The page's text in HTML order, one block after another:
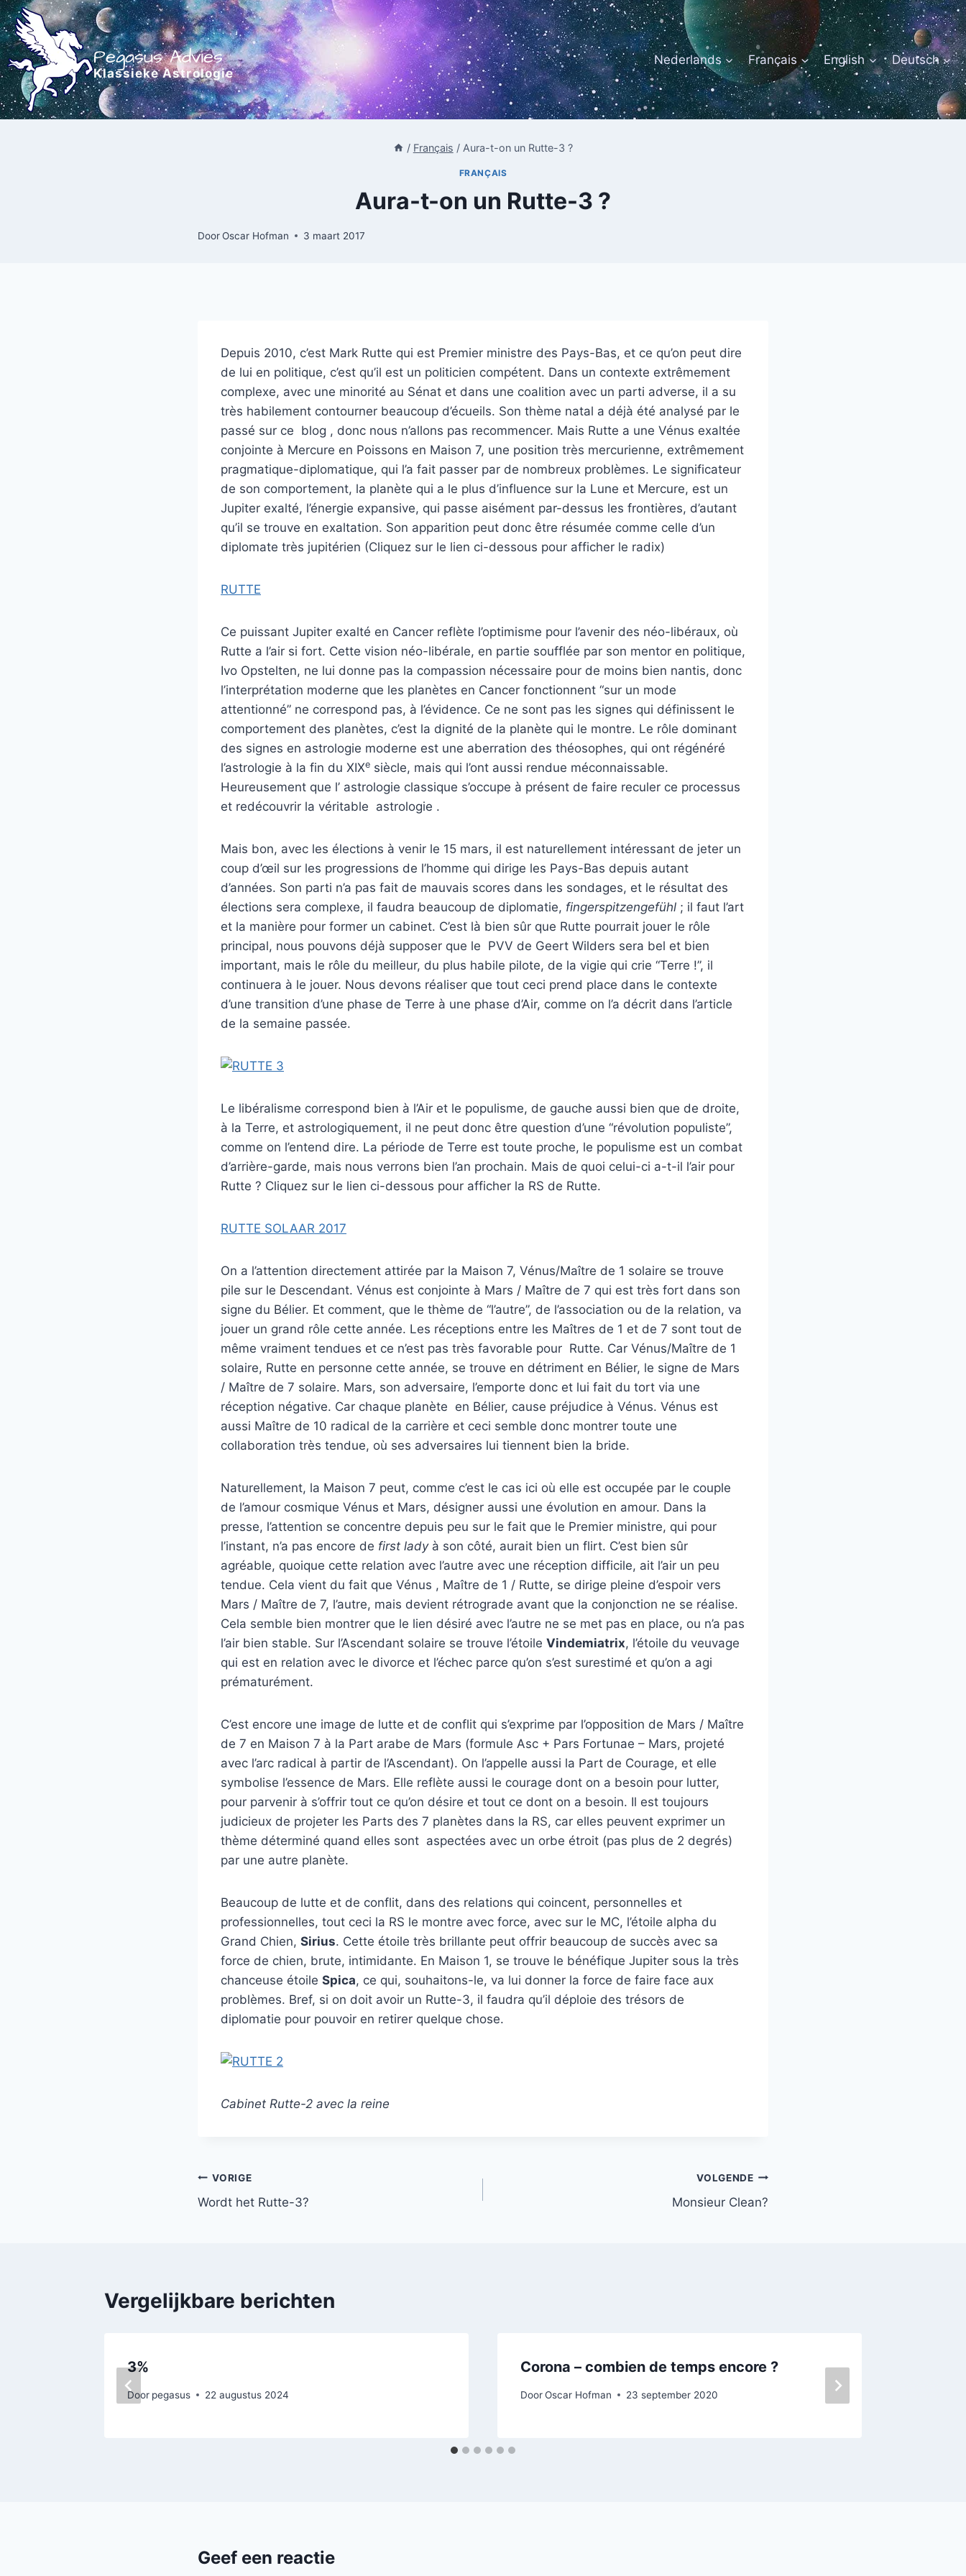
Doorgaan
naar
inhoud
Pegasus Advies
Klassieke Astrologie
Nederlands Français English Deutsch
/ Français / Aura-t-on un Rutte-3 ?
FRANÇAIS
Aura-t-on un Rutte-3 ?
DoorOscar Hofman 3 maart 2017
Depuis 2010, c’est Mark Rutte qui est Premier ministre des Pays-Bas, et ce qu’on peut dire
de lui en politique, c’est qu’il est un politicien compétent. Dans un contexte extrêmement
complexe, avec une minorité au Sénat et dans une coalition avec un parti adverse, il a su
très habilement contourner beaucoup d’écueils. Son thème natal a déjà été analysé par le
passé sur ce blog , donc nous n’allons pas recommencer. Mais Rutte a une Vénus exaltée
conjointe à Mercure en Poissons en Maison 7, une position très mercurienne, extrêmement
pragmatique-diplomatique, qui l’a fait passer par de nombreux problèmes. Le significateur
de son comportement, la planète qui a le plus d’influence sur la Lune et Mercure, est un
Jupiter exalté, l’énergie expansive, qui passe aisément par-dessus les frontières, d’autant
qu’il se trouve en exaltation. Son apparition peut donc être résumée comme celle d’un
diplomate très jupitérien (Cliquez sur le lien ci-dessous pour afficher le radix)
RUTTE
Ce puissant Jupiter exalté en Cancer reflète l’optimisme pour l’avenir des néo-libéraux, où
Rutte a l’air si fort. Cette vision néo-libérale, en partie soufflée par son mentor en politique,
Ivo Opstelten, ne lui donne pas la compassion nécessaire pour de moins bien nantis, donc
l’interprétation moderne que les planètes en Cancer fonctionnent “sur un mode
attentionné” ne correspond pas, à l’évidence. Ce ne sont pas les signes qui définissent le
comportement des planètes, c’est la dignité de la planète qui le montre. Le rôle dominant
des signes en astrologie moderne est une aberration des théosophes, qui ont régénéré
l’astrologie à la fin du XIXe siècle, mais qui l’ont aussi rendue méconnaissable.
Heureusement que l’ astrologie classique s’occupe à présent de faire reculer ce processus
et redécouvrir la véritable astrologie .
Mais bon, avec les élections à venir le 15 mars, il est naturellement intéressant de jeter un
coup d’œil sur les progressions de l’homme qui dirige les Pays-Bas depuis autant
d’années. Son parti n’a pas fait de mauvais scores dans les sondages, et le résultat des
élections sera complexe, il faudra beaucoup de diplomatie, fingerspitzengefühl ; il faut l’art
et la manière pour former un cabinet. C’est là bien sûr que Rutte pourrait jouer le rôle
principal, nous pouvons déjà supposer que le PVV de Geert Wilders sera bel et bien
important, mais le rôle du meilleur, du plus habile pilote, de la vigie qui crie “Terre !”, il
continuera à le jouer. Nous devons réaliser que tout ceci prend place dans le contexte
d’une transition d’une phase de Terre à une phase d’Air, comme on l’a décrit dans l’article
de la semaine passée.
Le libéralisme correspond bien à l’Air et le populisme, de gauche aussi bien que de droite,
à la Terre, et astrologiquement, il ne peut donc être question d’une “révolution populiste”,
comme on l’entend dire. La période de Terre est toute proche, le populisme est un combat
d’arrière-garde, mais nous verrons bien l’an prochain. Mais de quoi celui-ci a-t-il l’air pour
Rutte ? Cliquez sur le lien ci-dessous pour afficher la RS de Rutte.
RUTTE SOLAAR 2017
On a l’attention directement attirée par la Maison 7, Vénus/Maître de 1 solaire se trouve
pile sur le Descendant. Vénus est conjointe à Mars / Maître de 7 qui est très fort dans son
signe du Bélier. Et comment, que le thème de “l’autre”, de l’association ou de la relation, va
jouer un grand rôle cette année. Les réceptions entre les Maîtres de 1 et de 7 sont tout de
même vraiment tendues et ce n’est pas très favorable pour Rutte. Car Vénus/Maître de 1
solaire, Rutte en personne cette année, se trouve en détriment en Bélier, le signe de Mars
/ Maître de 7 solaire. Mars, son adversaire, l’emporte donc et lui fait du tort via une
réception négative. Car chaque planète en Bélier, cause préjudice à Vénus. Vénus est
aussi Maître de 10 radical de la carrière et ceci semble donc montrer toute une
collaboration très tendue, où ses adversaires lui tiennent bien la bride.
Naturellement, la Maison 7 peut, comme c’est le cas ici où elle est occupée par le couple
de l’amour cosmique Vénus et Mars, désigner aussi une évolution en amour. Dans la
presse, l’attention se concentre depuis peu sur le fait que le Premier ministre, qui pour
l’instant, n’a pas encore de first ladyà son côté, aurait bien un flirt. C’est bien sûr
agréable, quoique cette relation avec l’autre avec une réception difficile, ait l’air un peu
tendue. Cela vient du fait que Vénus , Maître de 1 / Rutte, se dirige pleine d’espoir vers
Mars / Maître de 7, l’autre, mais devient rétrograde avant que la conjonction ne se réalise.
Cela semble bien montrer que le lien désiré avec l’autre ne se met pas en place, ou n’a pas
l’air bien stable. Sur l’Ascendant solaire se trouve l’étoile Vindemiatrix, l’étoile du veuvage
qui est en relation avec le divorce et l’échec parce qu’on s’est surestimé et qu’on a agi
prématurément.
C’est encore une image de lutte et de conflit qui s’exprime par l’opposition de Mars / Maître
de 7 en Maison 7 à la Part arabe de Mars (formule Asc + Pars Fortunae – Mars, projeté
avec l’arc radical à partir de l’Ascendant). On l’appelle aussi la Part de Courage, et elle
symbolise l’essence de Mars. Elle reflète aussi le courage dont on a besoin pour lutter,
pour parvenir à s’offrir tout ce qu’on désire et tout ce dont on a besoin. Il est toujours
judicieux de projeter les Parts des 7 planètes dans la RS, car elles peuvent exprimer un
thème déterminé quand elles sont aspectées avec un orbe étroit (pas plus de 2 degrés)
par une autre planète.
Beaucoup de lutte et de conflit, dans des relations qui coincent, personnelles et
professionnelles, tout ceci la RS le montre avec force, avec sur le MC, l’étoile alpha du
Grand Chien, Sirius. Cette étoile très brillante peut offrir beaucoup de succès avec sa
force de chien, brute, intimidante. En Maison 1, se trouve le bénéfique Jupiter sous la très
chanceuse étoile Spica, ce qui, souhaitons-le, va lui donner la force de faire face aux
problèmes. Bref, si on doit avoir un Rutte-3, il faudra qu’il déploie des trésors de
diplomatie pour pouvoir en retirer quelque chose.
Cabinet Rutte-2 avec la reine
Bericht
navigatie
VORIGE
Wordt het Rutte-3?
VOLGENDE
Monsieur Clean?
Vergelijkbare berichten
3%
Door pegasus 22 augustus 2024
Corona – combien de temps encore ?
DoorOscar Hofman 23 september 2020
Geef een reactie